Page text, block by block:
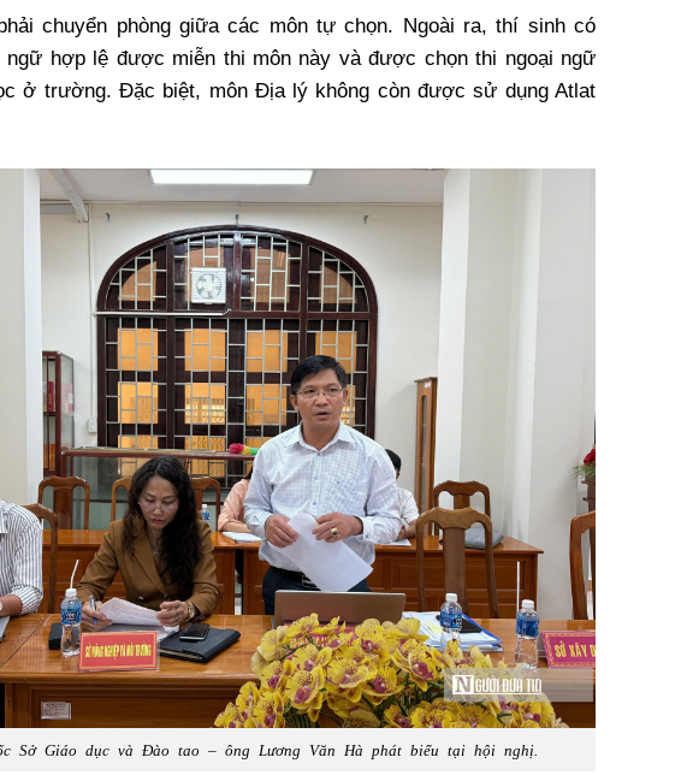
chuyển phòng giữa các môn tự chọn. Ngoài ra, thí sinh có
ngữ hợp lệ được miễn thi môn này và được chọn thi ngoại ngữ
ở trường. Đặc biệt, môn Địa lý không còn được sử dụng Atlat
Sở Giáo dục và Đào tao – ông Lương Văn Hà phát biểu tại hội nghị.